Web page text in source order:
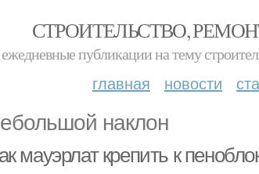
СТРОИТЕЛЬСТВО,
ежедневные публикации на тему
главная новости
наклон
мауэрлат крепить к